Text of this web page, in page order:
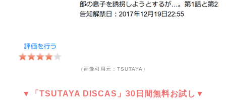
（画像引用元：TSUTAYA）
▼「TSUTAYA DISCAS」30日間無料お試し▼